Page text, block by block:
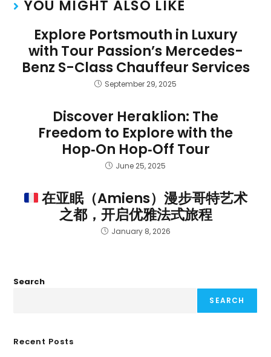
YOU MIGHT ALSO LIKE
Explore Portsmouth in Luxury
with Tour Passion’s Mercedes-
Benz S-Class Chauffeur Services
September 29, 2025
Discover Heraklion: The
Freedom to Explore with the
Hop‑On Hop‑Off Tour
June 25, 2025
在亚眠（Amiens）漫步哥特艺术
之都，开启优雅法式旅程
January 8, 2026
Search
SEARCH
Recent Posts